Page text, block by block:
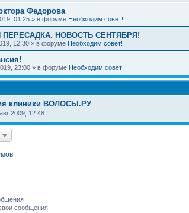
Федорова
01:25 » в форуме Необходим совет!
ПЕРЕСАДКА. НОВОСТЬ СЕНТЯБРЯ!
12:30 » в форуме Необходим совет!
23:00 » в форуме Необходим совет!
клиники ВОЛОСЫ.РУ
2009, 12:48
сообщения